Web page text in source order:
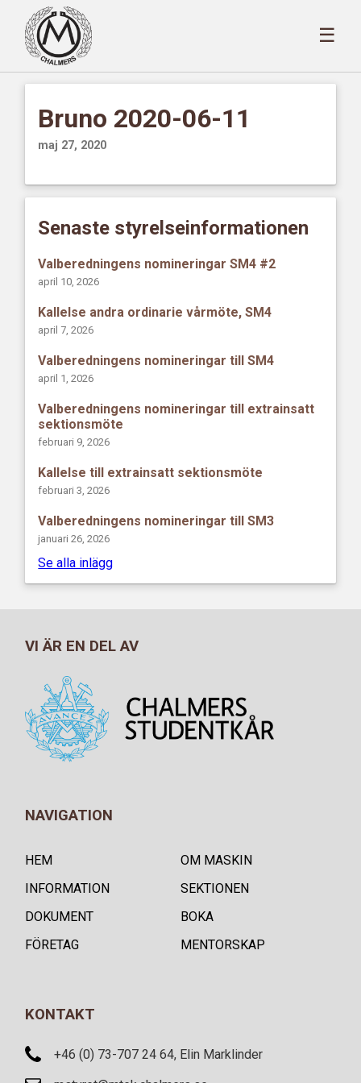
☰
Bruno 2020-06-11
maj 27, 2020
Senaste styrelseinformationen
Valberedningens nomineringar SM4 #2
april 10, 2026
Kallelse andra ordinarie vårmöte, SM4
april 7, 2026
Valberedningens nomineringar till SM4
april 1, 2026
Valberedningens nomineringar till extrainsatt
sektionsmöte
februari 9, 2026
Kallelse till extrainsatt sektionsmöte
februari 3, 2026
Valberedningens nomineringar till SM3
januari 26, 2026
Se alla inlägg
VI ÄR EN DEL AV
NAVIGATION
HEM
OM MASKIN
INFORMATION
SEKTIONEN
DOKUMENT
BOKA
FÖRETAG
MENTORSKAP
KONTAKT
+46 (0) 73-707 24 64, Elin Marklinder